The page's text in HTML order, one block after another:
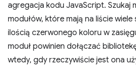
agregacja kodu JavaScript. Szukaj
modułów, które mają na liście
ilością czerwonego koloru w
moduł powinien dołączać
wtedy, gdy rzeczywiście jest ona